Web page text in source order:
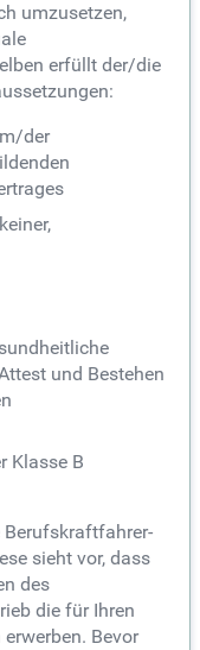
umzusetzen,
erfüllt der/die
der
und Bestehen
Klasse B
sieht vor, dass
des
die für Ihren
Bevor